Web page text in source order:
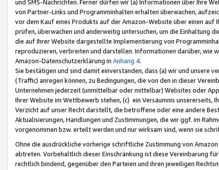
und SMS-Nachrichten. Ferner dürfen wir (a) Informationen über Ihre
von Partner-Links und Programminhalten erhalten überwachen,
vor dem Kauf eines Produkts auf der Amazon-Website über einen
prüfen, überwachen und anderweitig untersuchen, um die Einhaltung
die auf Ihrer Website dargestellte Implementierung von
reproduzieren, verbreiten und darstellen. Informationen darüber, wie
Amazon-Datenschutzerklärung in Anhang 4.
Sie bestätigen und sind damit einverstanden, dass (a) wir und
(Traffic) anregen können, zu Bedingungen, die von den in dieser
Unternehmen jederzeit (unmittelbar oder mittelbar) Websites oder
Ihrer Website im Wettbewerb stehen, (c) ein Versäumnis unsererseits,
Verzicht auf unser Recht darstellt, die betroffene oder eine andere
Aktualisierungen, Handlungen und Zustimmungen, die wir ggf. im
vorgenommen bzw. erteilt werden und nur wirksam sind, wenn sie
Ohne die ausdrückliche vorherige schriftliche Zustimmung von
abtreten. Vorbehaltlich dieser Einschränkung ist diese Vereinbarung
rechtlich bindend, gegenüber den Parteien und ihren jeweiligen